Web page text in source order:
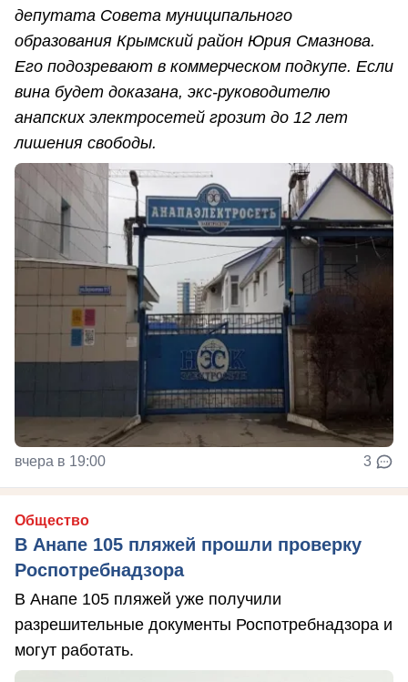
депутата Совета муниципального
образования Крымский район Юрия Смазнова.
Его подозревают в коммерческом подкупе. Если
вина будет доказана, экс-руководителю
анапских электросетей грозит до 12 лет
лишения свободы.
вчера в 19:00 3
Общество
В Анапе 105 пляжей прошли проверку
Роспотребнадзора
В Анапе 105 пляжей уже получили
разрешительные документы Роспотребнадзора и
могут работать.